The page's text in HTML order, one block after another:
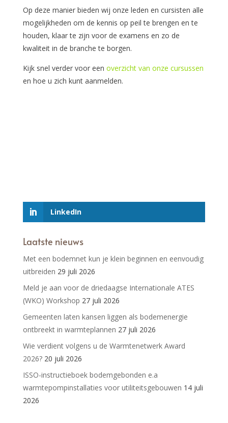
Op deze manier bieden wij onze leden en cursisten alle
mogelijkheden om de kennis op peil te brengen en te
houden, klaar te zijn voor de examens en zo de
kwaliteit in de branche te borgen.
Kijk snel verder voor een overzicht van onze cursussen
en hoe u zich kunt aanmelden.
LinkedIn
Laatste nieuws
Met een bodemnet kun je klein beginnen en eenvoudig
uitbreiden 29 juli 2026
Meld je aan voor de driedaagse Internationale ATES
(WKO) Workshop 27 juli 2026
Gemeenten laten kansen liggen als bodemenergie
ontbreekt in warmteplannen 27 juli 2026
Wie verdient volgens u de Warmtenetwerk Award
2026? 20 juli 2026
ISSO-instructieboek bodemgebonden e.a
warmtepompinstallaties voor utiliteitsgebouwen 14 juli
2026